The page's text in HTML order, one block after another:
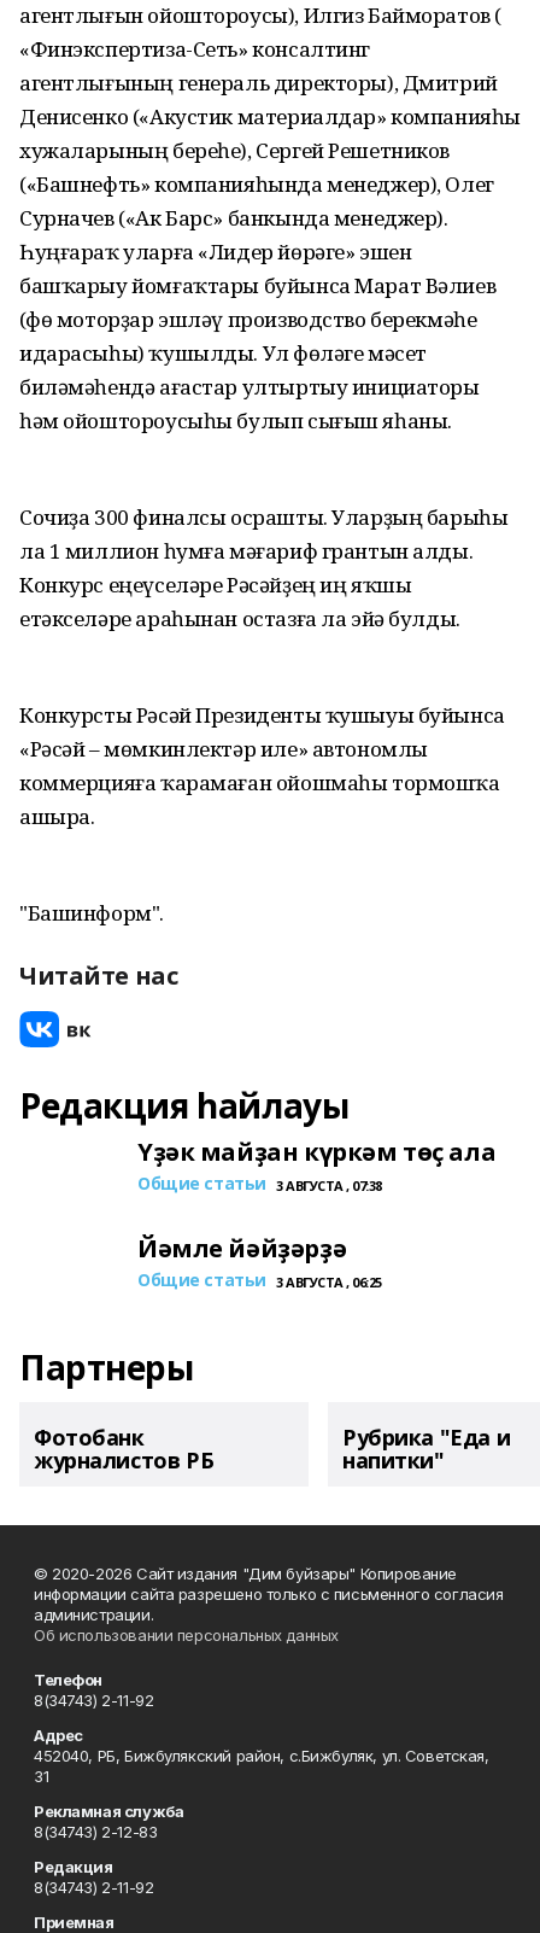
агентлығын ойоштороусы), Илгиз Байморатов (
«Финэкспертиза-Сеть» консалтинг
агентлығының генераль директоры), Дмитрий
Денисенко («Акустик материалдар» компанияһы
хужаларының береһе), Сергей Решетников
(«Башнефть» компанияһында менеджер), Олег
Сурначев («Ак Барс» банкында менеджер).
Һуңғараҡ уларға «Лидер йөрәге» эшен
башҡарыу йомғаҡтары буйынса Марат Вәлиев
(Өфө моторҙар эшләү производство берекмәһе
идарасыһы) ҡушылды. Ул Өфөләге мәсет
биләмәһендә ағастар ултыртыу инициаторы
һәм ойоштороусыһы булып сығыш яһаны.
Сочиҙа 300 финалсы осрашты. Уларҙың барыһы
ла 1 миллион һумға мәғариф грантын алды.
Конкурс еңеүселәре Рәсәйҙең иң яҡшы
етәкселәре араһынан остазға ла эйә булды.
Конкурсты Рәсәй Президенты ҡушыуы буйынса
«Рәсәй – мөмкинлектәр иле» автономлы
коммерцияға ҡарамаған ойошмаһы тормошҡа
ашыра.
"Башинформ".
Читайте нас
Редакция һайлауы
Үҙәк майҙан күркәм төҫ ала
Общие статьи 3 АВГУСТА , 07:38
Йәмле йәйҙәрҙә
Общие статьи 3 АВГУСТА , 06:25
Партнеры
Фотобанк
журналистов РБ
Рубрика "Еда и
напитки"
© 2020-2026 Сайт издания "Дим буйзары" Копирование
информации сайта разрешено только с письменного согласия
администрации.
Об использовании персональных данных
Телефон
8(34743) 2-11-92
Адрес
452040, РБ, Бижбулякский район, с.Бижбуляк, ул. Советская,
31
Рекламная служба
8(34743) 2-12-83
Редакция
8(34743) 2-11-92
Приемная